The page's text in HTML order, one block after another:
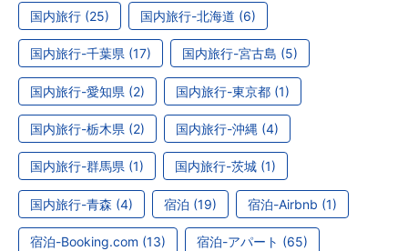
国内旅行 (25) 国内旅行-北海道 (6)
国内旅行-千葉県 (17) 国内旅行-宮古島 (5)
国内旅行-愛知県 (2) 国内旅行-東京都 (1)
国内旅行-栃木県 (2) 国内旅行-沖縄 (4)
国内旅行-群馬県 (1) 国内旅行-茨城 (1)
国内旅行-青森 (4) 宿泊 (19) 宿泊-Airbnb (1)
宿泊-Booking.com (13) 宿泊-アパート (65)